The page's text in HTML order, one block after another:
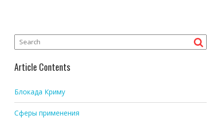
Article Contents
Блокада Криму
Сферы применения